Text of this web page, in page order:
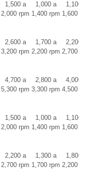
1,500 a
2,000 rpm
1,000 a
1,400 rpm
1,100
1,600
2,600 a
3,200 rpm
1,700 a
2,200 rpm
2,200
2,700
4,700 a
5,300 rpm
2,800 a
3,300 rpm
4,000
4,500
1,500 a
2,000 rpm
1,000 a
1,400 rpm
1,100
1,600
2,200 a
2,700 rpm
1,300 a
1,700 rpm
1,800
2,200